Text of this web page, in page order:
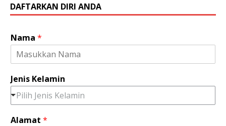
DAFTARKAN DIRI ANDA
Nama *
Jenis Kelamin
Pilih Jenis Kelamin
Alamat *